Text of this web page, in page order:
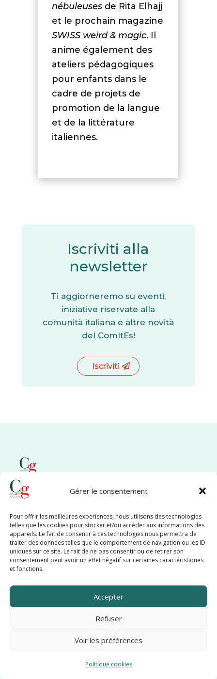
Planifier du temps avec moi
Gérer le consentement
Pour offrir les meilleures expériences, nous utilisons des technologies
telles que les cookies pour stocker et/ou accéder aux informations des
appareils. Le fait de consentir à ces technologies nous permettra de
traiter des données telles que le comportement de navigation ou les ID
uniques sur ce site. Le fait de ne pas consentir ou de retirer son
consentement peut avoir un effet négatif sur certaines caractéristiques
et fonctions.
Accepter
Refuser
Voir les préférences
Politique cookies
nébuleusesde Rita Elhajj
et le prochain magazine
SWISS weird & magic. Il
anime également des
ateliers pédagogiques
pour enfants dans le
cadre de projets de
promotion de la langue
et de la littérature
italiennes.
Iscriviti alla
newsletter
Ti aggiorneremo su eventi,
iniziative riservate alla
comunità italiana e altre novità
del ComItEs!
Iscriviti
Menu
Procès-verbaux